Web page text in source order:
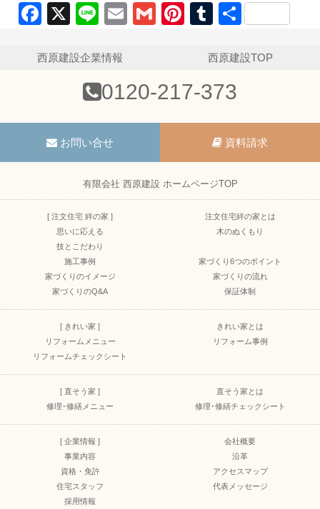
Facebook
X LineEmailGmailPinterest
Tumblr
共
西原建設企業情報 西原建設TOP
0120-217-373
お問い合せ 資料請求
有限会社 西原建設 ホームページTOP
[ 注文住宅 絆の家 ]
注文住宅絆の家とは
思いに応える
木のぬくもり
技とこだわり
施工事例
家づくり6つのポイント
家づくりのイメージ
家づくりの流れ
家づくりのQ&A
保証体制
[ きれい家 ]
きれい家とは
リフォームメニュー
リフォーム事例
リフォームチェックシート
[ 直そう家 ]
直そう家とは
修理･修繕メニュー
修理･修繕チェックシート
[ 企業情報 ]
会社概要
事業内容
沿革
資格・免許
アクセスマップ
住宅スタッフ
代表メッセージ
採用情報